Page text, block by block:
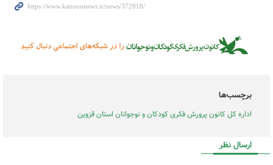
برچسب‌ها
اداره کل کانون پرورش فکری کودکان و نوجوانان استان قزوین
ارسال نظر